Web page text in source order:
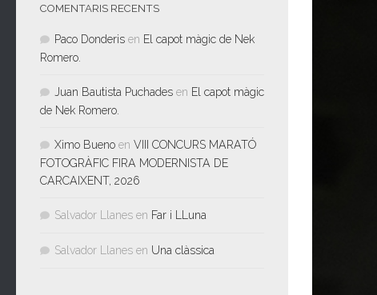
COMENTARIS RECENTS
Paco Donderis en El capot màgic de Nek
Romero.
Juan Bautista Puchades en El capot màgic
de Nek Romero.
Ximo Bueno en VIII CONCURS MARATÓ
FOTOGRÀFIC FIRA MODERNISTA DE
CARCAIXENT, 2026
Salvador Llanes en Far i LLuna
Salvador Llanes en Una clàssica